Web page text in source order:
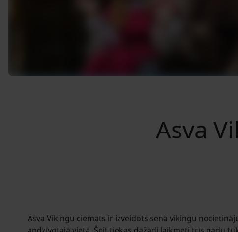
Asva
Asva Vikingu ciemats ir izveidots senā vikingu